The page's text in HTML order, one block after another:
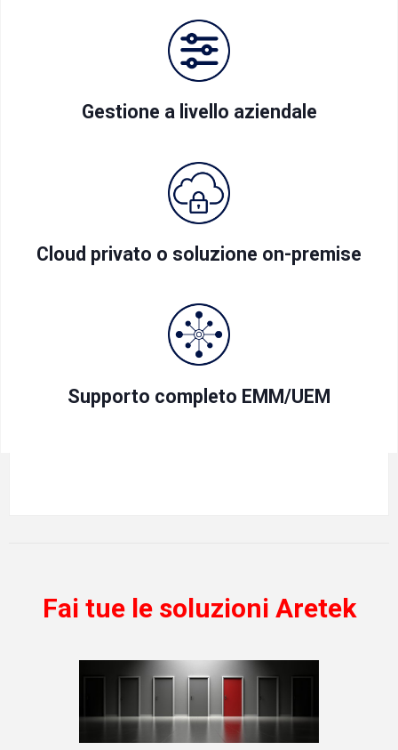
Gestione a livello aziendale
Cloud privato o soluzione on-premise
Supporto completo EMM/UEM
Fai tue le soluzioni Aretek